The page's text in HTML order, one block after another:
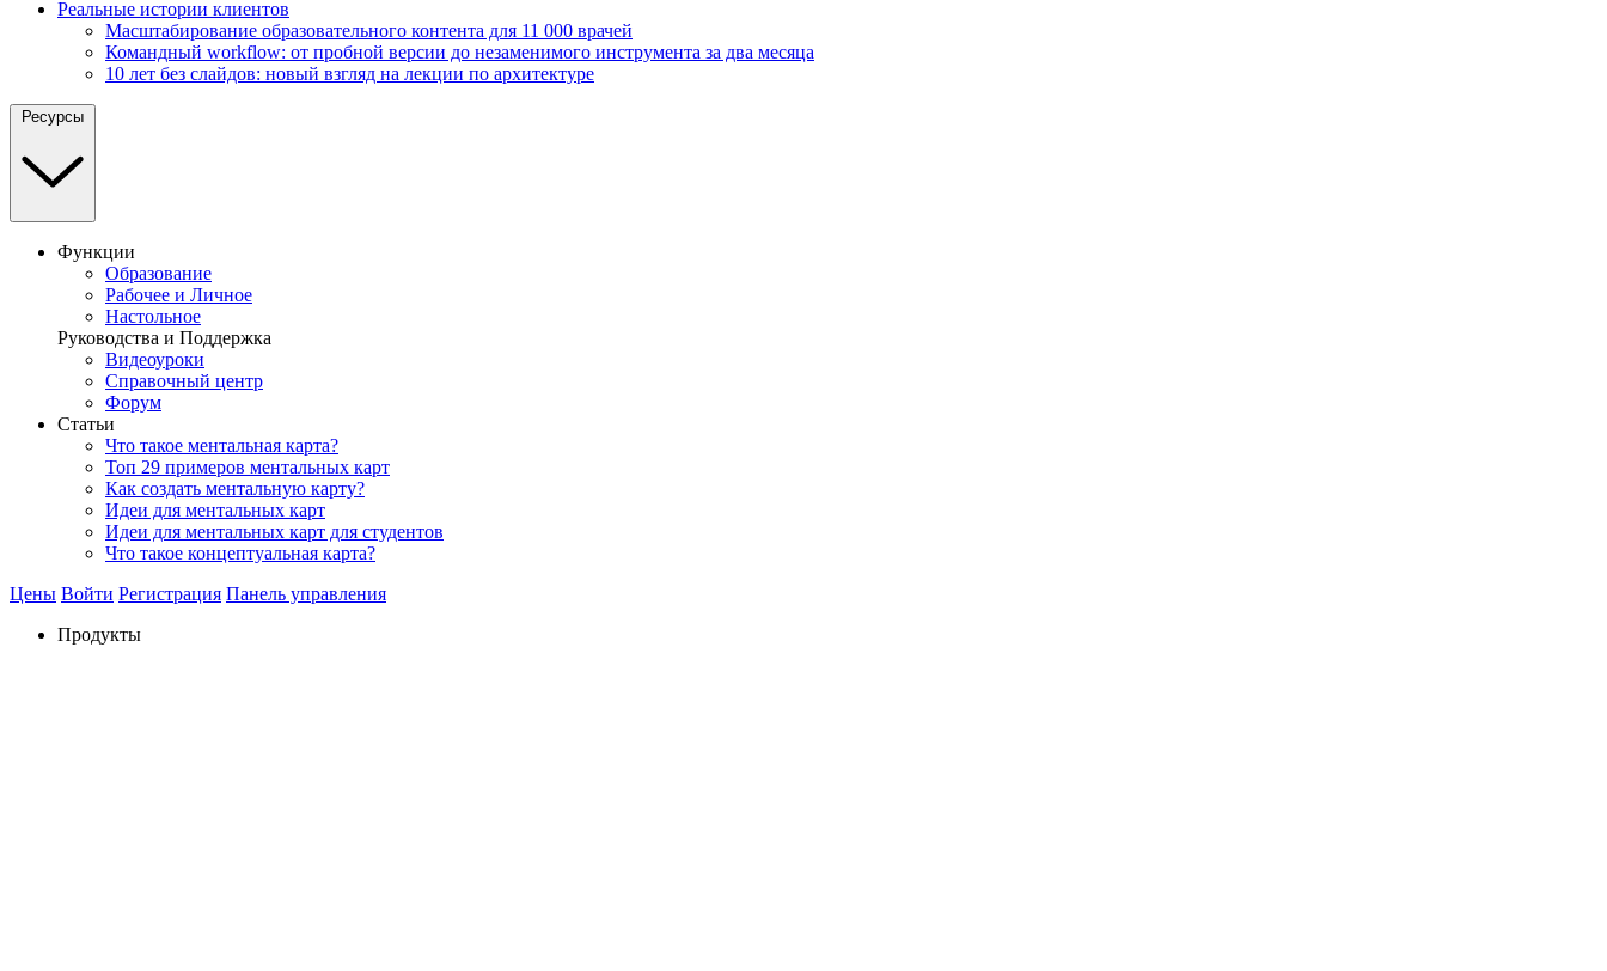
Реальные истории клиентов
Масштабирование образовательного контента для 11 000 врачей
Командный workflow: от пробной версии до незаменимого инструмента за два месяца
10 лет без слайдов: новый взгляд на лекции по архитектуре
Ресурсы
Функции
Образование
Рабочее и Личное
Настольное
Руководства и Поддержка
Видеоуроки
Справочный центр
Форум
Статьи
Что такое ментальная карта?
Топ 29 примеров ментальных карт
Как создать ментальную карту?
Идеи для ментальных карт
Идеи для ментальных карт для студентов
Что такое концептуальная карта?
Цены Войти Регистрация Панель управления
Продукты